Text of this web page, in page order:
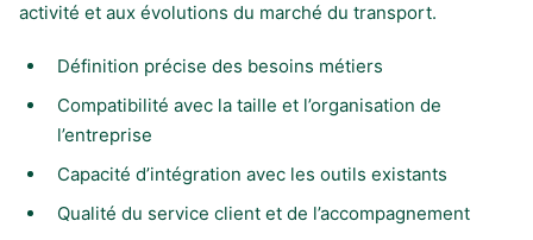
activité et aux évolutions du marché du transport.
Définition précise des besoins métiers
Compatibilité avec la taille et l’organisation de
l’entreprise
Capacité d’intégration avec les outils existants
Qualité du service client et de l’accompagnement